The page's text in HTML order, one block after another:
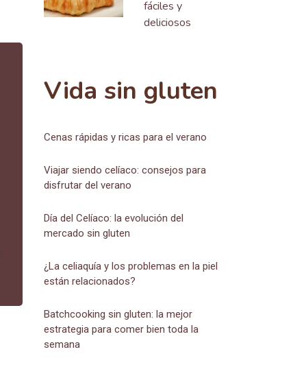
fáciles y
deliciosos
Vida sin gluten
Cenas rápidas y ricas para el verano
Viajar siendo celíaco: consejos para
disfrutar del verano
Día del Celíaco: la evolución del
mercado sin gluten
¿La celiaquía y los problemas en la piel
están relacionados?
Batchcooking sin gluten: la mejor
estrategia para comer bien toda la
semana